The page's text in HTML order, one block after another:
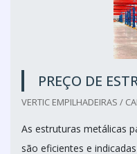
PREÇO DE
VERTIC EMPILHADEIRAS /
As estruturas metálicas
são eficientes e